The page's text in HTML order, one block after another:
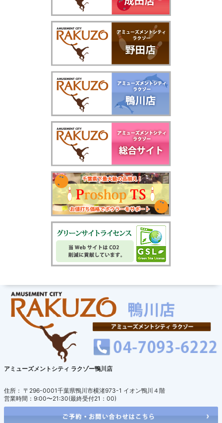
アミューズメントシティ ラクゾー鴨川店
住所： 〒296-0001千葉県鴨川市横渚973-1 イオン鴨川４階
営業時間：9:00〜21:30(最終受付21：00)